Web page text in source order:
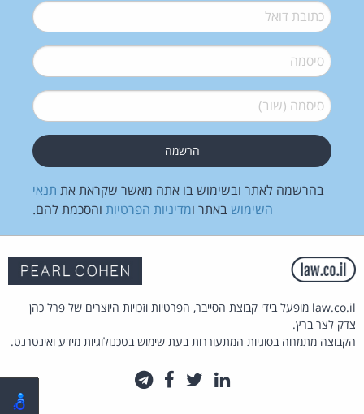
דואל*
סיסמה*
סיסמה (שוב)*
בהרשמה לאתר ובשימוש בו אתה מאשר שקראת את תנאי
השימוש באתר ומדיניות הפרטיות והסכמת להם.
law.co.il מופעל בידי קבוצת הסייבר, הפרטיות וזכויות היוצרים של פרל כהן
צדק לצר ברץ.
הקבוצה מתמחה בסוגיות המתעוררות בעת שימוש בטכנולוגיות מידע ואינטרנט.
לינקדאין
טוויטרפייסבוק